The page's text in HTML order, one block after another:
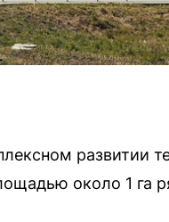
развитии
около 1 га